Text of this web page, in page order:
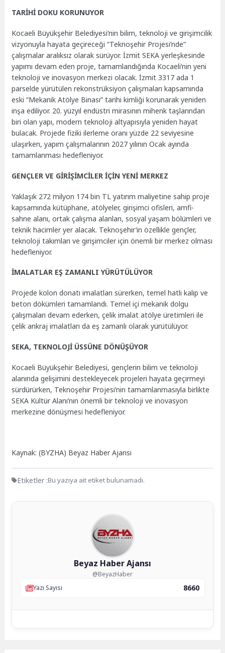
TARİHİ DOKU KORUNUYOR
Kocaeli Büyükşehir Belediyesi’nin bilim, teknoloji ve girişimcilik
vizyonuyla hayata geçireceği “Teknoşehir Projesi’nde”
çalışmalar aralıksız olarak sürüyor. İzmit SEKA yerleşkesinde
yapımı devam eden proje, tamamlandığında Kocaeli’nin yeni
teknoloji ve inovasyon merkezi olacak. İzmit 3317 ada 1
parselde yürütülen rekonstrüksiyon çalışmaları kapsamında
eski “Mekanik Atölye Binası” tarihi kimliği korunarak yeniden
inşa ediliyor. 20. yüzyıl endüstri mirasının mihenk taşlarından
biri olan yapı, modern teknoloji altyapısıyla yeniden hayat
bulacak. Projede fiziki ilerleme oranı yüzde 22 seviyesine
ulaşırken, yapım çalışmalarının 2027 yılının Ocak ayında
tamamlanması hedefleniyor.
GENÇLER VE GİRİŞİMCİLER İÇİN YENİ MERKEZ
Yaklaşık 272 milyon 174 bin TL yatırım maliyetine sahip proje
kapsamında kütüphane, atölyeler, girişimci ofisleri, amfi-
sahne alanı, ortak çalışma alanları, sosyal yaşam bölümleri ve
teknik hacimler yer alacak. Teknoşehir’in özellikle gençler,
teknoloji takımları ve girişimciler için önemli bir merkez olması
hedefleniyor.
İMALATLAR EŞ ZAMANLI YÜRÜTÜLÜYOR
Projede kolon donatı imalatları sürerken, temel hatlı kalıp ve
beton dökümleri tamamlandı. Temel içi mekanik dolgu
çalışmaları devam ederken, çelik imalat atölye üretimleri ile
çelik ankraj imalatları da eş zamanlı olarak yürütülüyor.
SEKA, TEKNOLOJİ ÜSSÜNE DÖNÜŞÜYOR
Kocaeli Büyükşehir Belediyesi, gençlerin bilim ve teknoloji
alanında gelişimini destekleyecek projeleri hayata geçirmeyi
sürdürürken, Teknoşehir Projesi’nin tamamlanmasıyla birlikte
SEKA Kültür Alanı’nın önemli bir teknoloji ve inovasyon
merkezine dönüşmesi hedefleniyor.
Kaynak: (BYZHA) Beyaz Haber Ajansı
Etiketler :Bu yazıya ait etiket bulunamadı.
Beyaz Haber Ajansı
@BeyazHaber
Yazı Sayısı
8660